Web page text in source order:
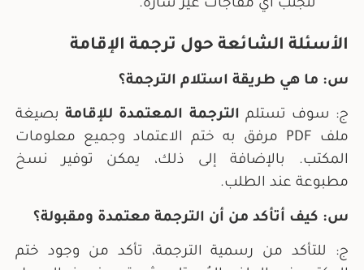
لتجنب أي مفاجآت غير سارة.
الأسئلة الشائعة حول ترجمة الإقامة
س: ما هي طريقة استلام الترجمة؟
ج: سوف تستلم الترجمة المعتمدة للإقامةبصيغة
ملف PDF مرفق به ختم الاعتماد وجميع معلومات
المكتب. بالإضافة إلى ذلك، يمكن توفير نسخ
مطبوعة عند الطلب.
س: كيف أتأكد من أن الترجمة معتمدة ومقبولة؟
ج: للتأكد من رسمية الترجمة، تأكد من وجود ختم